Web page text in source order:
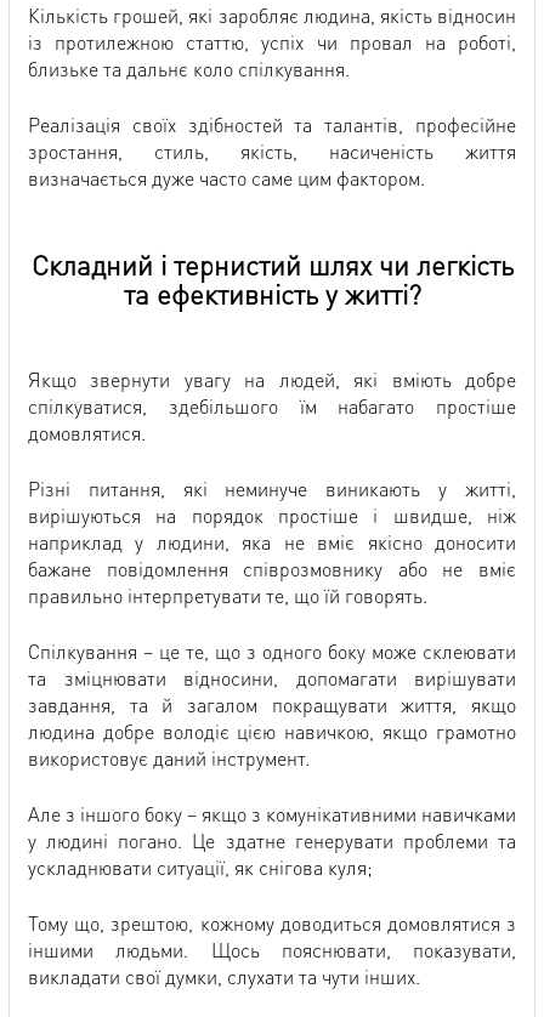
Кількість грошей, які заробляє людина, якість відносин
із протилежною статтю, успіх чи провал на роботі,
близьке та дальнє коло спілкування.
Реалізація своїх здібностей та талантів, професійне
зростання, стиль, якість, насиченість життя
визначається дуже часто саме цим фактором.
Складний і тернистий шлях чи легкість
та ефективність у житті?
Якщо звернути увагу на людей, які вміють добре
спілкуватися, здебільшого їм набагато простіше
домовлятися.
Різні питання, які неминуче виникають у житті,
вирішуються на порядок простіше і швидше, ніж
наприклад у людини, яка не вміє якісно доносити
бажане повідомлення співрозмовнику або не вміє
правильно інтерпретувати те, що їй говорять.
Спілкування – це те, що з одного боку може склеювати
та зміцнювати відносини, допомагати вирішувати
завдання, та й загалом покращувати життя, якщо
людина добре володіє цією навичкою, якщо грамотно
використовує даний інструмент.
Але з іншого боку – якщо з комунікативними навичками
у людині погано. Це здатне генерувати проблеми та
ускладнювати ситуації, як снігова куля;
Тому що, зрештою, кожному доводиться домовлятися з
іншими людьми. Щось пояснювати, показувати,
викладати свої думки, слухати та чути інших.